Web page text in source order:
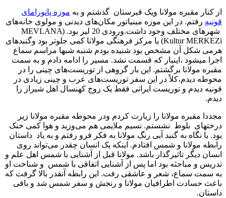
از کنار مقبره مولانا ویک قبرستان گذشتم و به موزه پانورامای
قونیه رفتم. در این موزه مینیاتور مکان‌های دیدنی و مولوی خانه‌های
شهرهای مختلف وجود داشت.ورودی 20 لیر بود. (MEVLANA
Kultur MERKEZi) یا مرکز فرهنگی مولانا کمی جلوتر بود وگنبدهای
هرمی شکل آن مشخص بود شنیده بودم شنبه شبها مراسم سماع
اجرا میشود ،اینبار که قسمت نشد. مسیر را ادامه دادم و به سمت
مقبره مولانا برگشتم. این بار گروهی از توریست‌های چینی را در
محوطه دیدم،کلاً در این سفر توریست‌های عرب و چینی زیادی در
قونیه دیدم و توریست ایرانی فقط یک زوج کهنسال اهل شیراز را
دیدم.
مجددا مقبره مولانا را زیارت کردم ودر محوطه مقبره مولانا زیر
درختهای بلوط نشستم. نسیم ملایمی هم می‌وزید و هوا کمی خنک
بود. با نگاه به گنبد آبی رنگ مولانا به فکر فرو رفتم و به یاد داستان
رابطه مولانا و شمس افتادم. اینکه یک انسان چقدر می‌تواند روی
انسان دیگر تاثیرگذار باشد. مولانا قبل از آشنایی با شمس اهل علم و
تدریس و مباحثه بود اما پس از آشنایی اتفاقی با شمس و شناخت او
به سمت سماع، شعر و عاشقی رفت. این رابطه آنقدر بالا گرفت که
باعث حسادت اطرافیان مولانا و رنجش و سفر شمس شد و باقی
داستان.